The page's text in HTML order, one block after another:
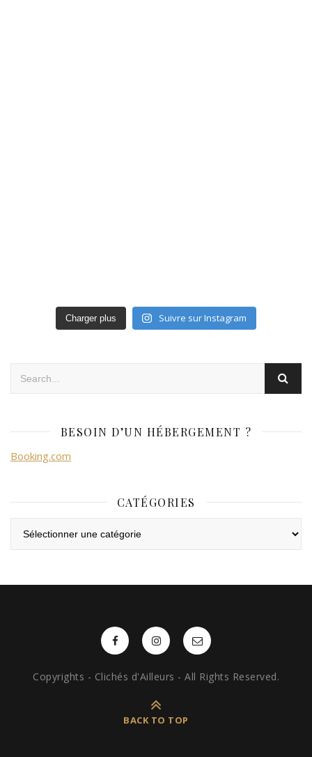
Charger plus Suivre sur Instagram
BESOIN D’UN HÉBERGEMENT ?
Booking.com
CATÉGORIES
Copyrights - Clichés d'Ailleurs - All Rights Reserved.
BACK TO TOP